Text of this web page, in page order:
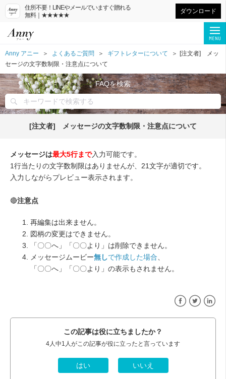
住所不要！LINEやメールでいますぐ贈れる
無料｜★★★★★
ダウンロード
Anny アニー よくあるご質問 ギフトレターについて
[注文者] メッ
セージの文字数制限・注意点について
FAQを検索
[注文者] メッセージの文字数制限・注意点について
メッセージは最大5行まで入力可能です。
1行当たりの文字数制限はありませんが、21文字が適切です。
入力しながらプレビュー表示されます。
🔴注意点
再編集は出来ません。
図柄の変更はできません。
「〇〇へ」「〇〇より」は削除できません。
メッセージムービー無しで作成した場合
「〇〇へ」「〇〇より」の表示もされません。
この記事は役に立ちましたか？
4人中1人がこの記事が役に立ったと言っています